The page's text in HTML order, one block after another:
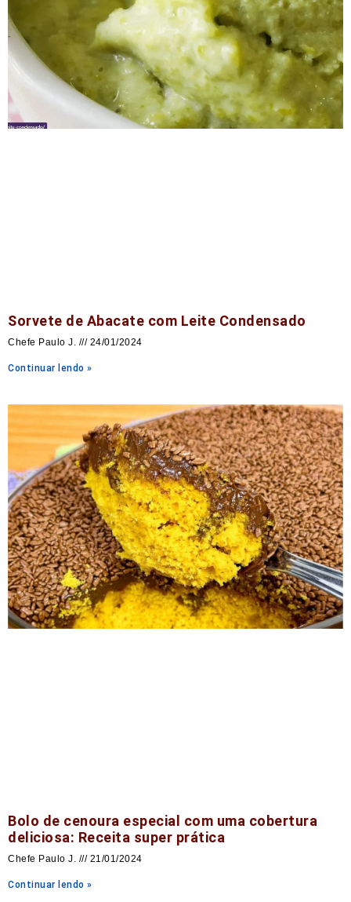
Sorvete de Abacate com Leite Condensado
Chefe Paulo J. 24/01/2024
Continuar lendo »
Bolo de cenoura especial com uma cobertura
deliciosa: Receita super prática
Chefe Paulo J. 21/01/2024
Continuar lendo »